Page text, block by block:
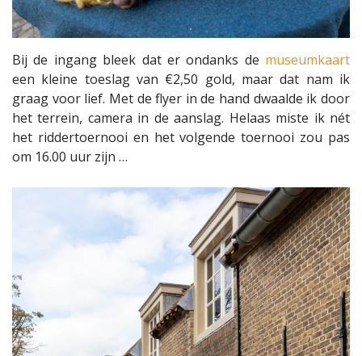
Bij de ingang bleek dat er ondanks de museumkaart
een kleine toeslag van €2,50 gold, maar dat nam ik
graag voor lief. Met de flyer in de hand dwaalde ik door
het terrein, camera in de aanslag. Helaas miste ik nét
het riddertoernooi en het volgende toernooi zou pas
om 16.00 uur zijn …